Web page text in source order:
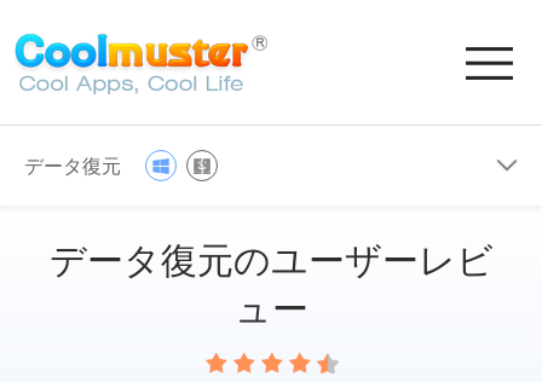
データ復元
データ復元のユーザーレビ
ュー